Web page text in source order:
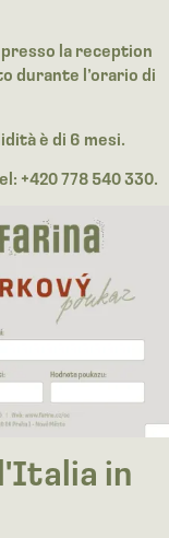
la reception
durante l’orario di
è di 6 mesi.
+420 778 540 330.
in